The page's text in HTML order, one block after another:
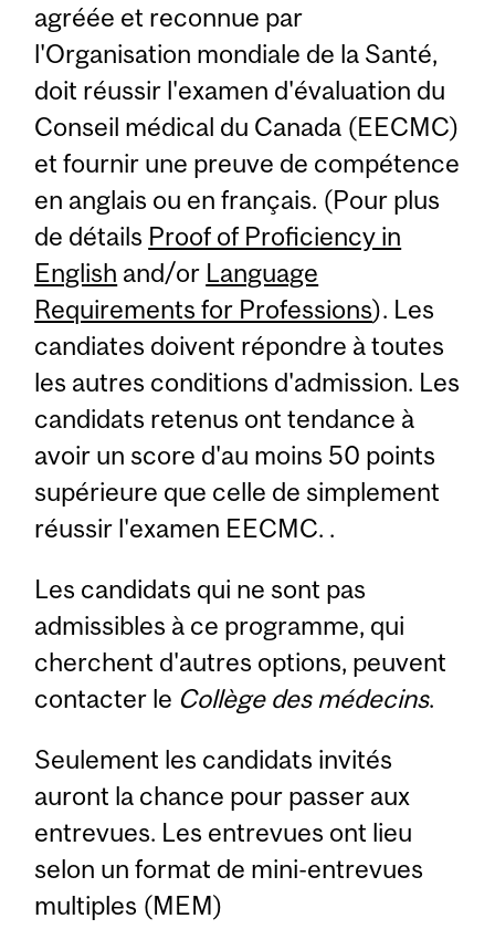
agréée et reconnue par
l'Organisation mondiale de la Santé,
doit réussir l'examen d'évaluation du
Conseil médical du Canada (EECMC)
et fournir une preuve de compétence
en anglais ou en français. (Pour plus
de détails Proof of Proficiency in
English and/or Language
Requirements for Professions). Les
candiates doivent répondre à toutes
les autres conditions d'admission. Les
candidats retenus ont tendance à
avoir un score d'au moins 50 points
supérieure que celle de simplement
réussir l'examen EECMC. .
Les candidats qui ne sont pas
admissibles à ce programme, qui
cherchent d'autres options, peuvent
contacter le Collège des médecins.
Seulement les candidats invités
auront la chance pour passer aux
entrevues. Les entrevues ont lieu
selon un format de mini-entrevues
multiples (MEM)